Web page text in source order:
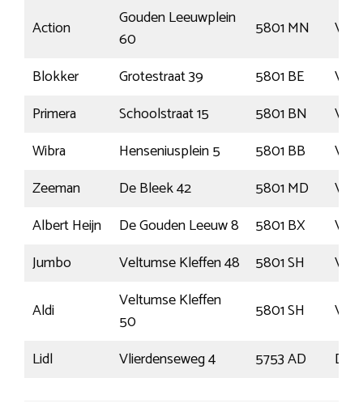
Action
Gouden Leeuwplein
60
5801 MN
Blokker
Grotestraat 39 5801 BE
Primera
Schoolstraat 15 5801 BN
Wibra
Henseniusplein 5 5801 BB
Zeeman
De Bleek 42 5801 MD
Albert Heijn
De Gouden Leeuw 8 5801 BX
Jumbo
Veltumse Kleffen 48 5801 SH
Aldi
Veltumse Kleffen
50
5801 SH
Lidl
Vlierdenseweg 4 5753 AD